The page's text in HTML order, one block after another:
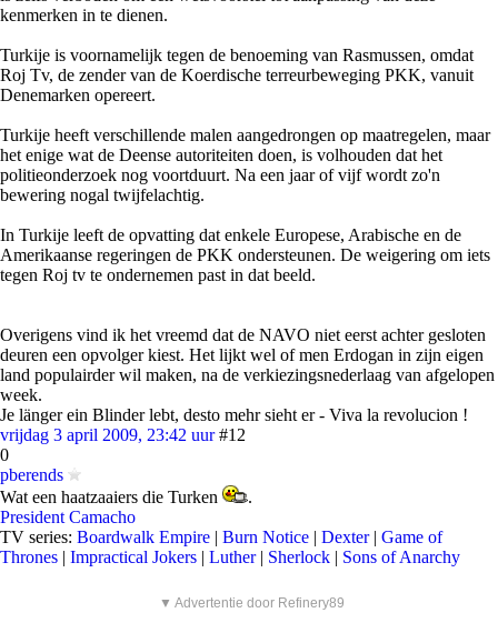
kenmerken in te dienen.
Turkije is voornamelijk tegen de benoeming van Rasmussen, omdat
Roj Tv, de zender van de Koerdische terreurbeweging PKK, vanuit
Denemarken opereert.
Turkije heeft verschillende malen aangedrongen op maatregelen, maar
het enige wat de Deense autoriteiten doen, is volhouden dat het
politieonderzoek nog voortduurt. Na een jaar of vijf wordt zo'n
bewering nogal twijfelachtig.
In Turkije leeft de opvatting dat enkele Europese, Arabische en de
Amerikaanse regeringen de PKK ondersteunen. De weigering om iets
tegen Roj tv te ondernemen past in dat beeld.
Overigens vind ik het vreemd dat de NAVO niet eerst achter gesloten
deuren een opvolger kiest. Het lijkt wel of men Erdogan in zijn eigen
land populairder wil maken, na de verkiezingsnederlaag van afgelopen
week.
Je länger ein Blinder lebt, desto mehr sieht er - Viva la revolucion !
vrijdag 3 april 2009, 23:42 uur #12
0
pberends
Wat een haatzaaiers die Turken
.
President Camacho
TV series: Boardwalk Empire | Burn Notice | Dexter| Game of
Thrones | Impractical Jokers | Luther| Sherlock | Sons of Anarchy
▼ Advertentie door Refinery89